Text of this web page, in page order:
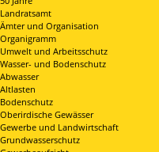
Landratsamt
Ämter und Organisation
Organigramm
Umwelt und Arbeitsschutz
Wasser- und Bodenschutz
Abwasser
Altlasten
Bodenschutz
Oberirdische Gewässer
Gewerbe und Landwirtschaft
Grundwasserschutz